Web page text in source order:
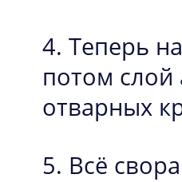
Теперь
потом слой
отварных
Всё